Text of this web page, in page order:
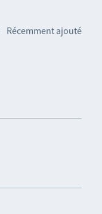
Récemment ajouté